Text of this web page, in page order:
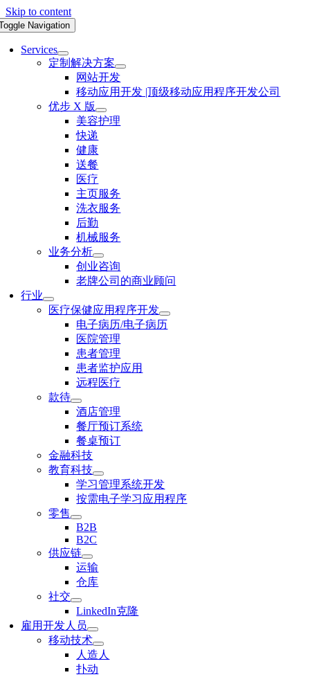
Skip to content
Navigation
Services
定制解决方案
网站开发
移动应用开发 |顶级移动应用程序开发公司
优步 X 版
美容护理
快递
健康
送餐
医疗
主页服务
洗衣服务
后勤
机械服务
业务分析
创业咨询
老牌公司的商业顾问
行业
医疗保健应用程序开发
电子病历/电子病历
医院管理
患者管理
患者监护应用
远程医疗
款待
酒店管理
餐厅预订系统
餐桌预订
金融科技
教育科技
学习管理系统开发
按需电子学习应用程序
零售
B2B
B2C
供应链
运输
仓库
社交
LinkedIn克隆
雇用开发人员
移动技术
人造人
扑动